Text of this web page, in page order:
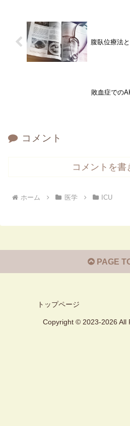
腹臥位療法
敗血症での
コメント
コメントを書
ホーム 医学 ICU
PAGE
トップページ
Copyright © 2023-2026 All